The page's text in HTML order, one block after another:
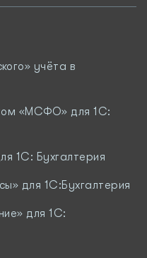
учёта в
«МСФО» для 1С:
1С: Бухгалтерия
для 1С:Бухгалтерия
для 1С: